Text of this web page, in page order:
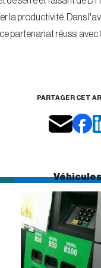
la productivité. Dans
partenariat réussi avec
PARTAGER CET